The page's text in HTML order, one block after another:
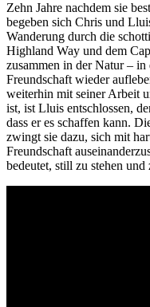
Zehn Jahre nachdem sie
begeben sich Chris und
Wanderung durch die
Highland Way und dem
zusammen in der Natur –
Freundschaft wieder
weiterhin mit seiner Arbeit
ist, ist Lluis entschlossen,
dass er es schaffen kann.
zwingt sie dazu, sich mit
Freundschaft
bedeutet, still zu stehen und